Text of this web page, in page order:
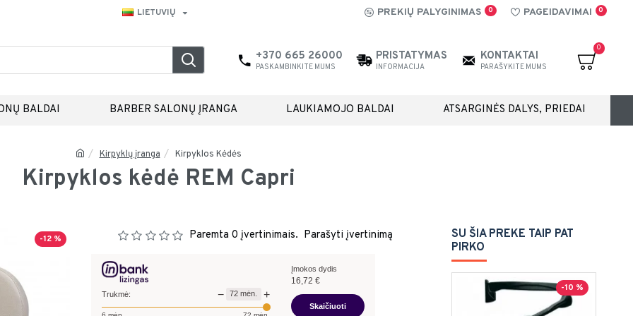
LIETUVIŲ PREKIŲ PALYGINIMAS 0 PAGEIDAVIMAI 0
+370 665 26000
PASKAMBINKITE MUMS
PRISTATYMAS
INFORMACIJA
KONTAKTAI
PARAŠYKITE MUMS
0
BALDAI BARBER SALONŲ ĮRANGA LAUKIAMOJO BALDAI ATSARGINĖS DALYS, PRIEDAI
Kirpyklų įranga Kirpyklos Kėdės
Kirpyklos kėdė REM Capri
-12 % Paremta 0 įvertinimais. Parašyti įvertinimą
Trukmė: − 72 mėn. +
Įmokos dydis
16,72 €
Skaičiuoti
SU ŠIA PREKE TAIP PAT
PIRKO
-10 %